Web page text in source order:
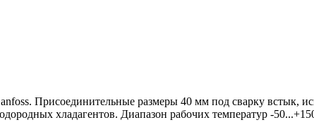
Присоединительные размеры 40 мм под сварку встык,
хладагентов. Диапазон рабочих температур -